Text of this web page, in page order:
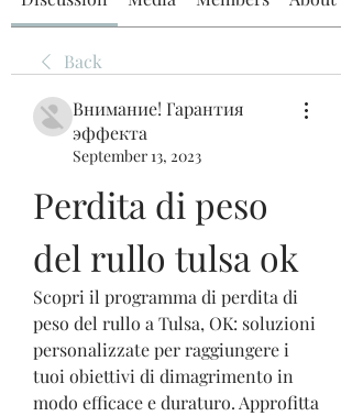
Back
Внимание! Гарантия
эффекта
September 13, 2023
Perdita di peso
del rullo tulsa ok
Scopri il programma di perdita di
peso del rullo a Tulsa, OK: soluzioni
personalizzate per raggiungere i
tuoi obiettivi di dimagrimento in
modo efficace e duraturo. Approfitta